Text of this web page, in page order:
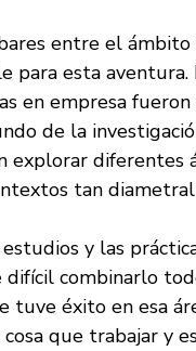
entre el
para esta
en empresa
de la
diferentes
tan
y las
combinarlo
éxito en esa
que trabajar y